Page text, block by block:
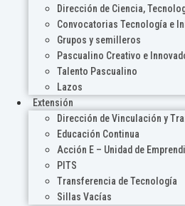
Dirección de Ciencia,
Convocatorias Tecnología e
Grupos y semilleros
Pascualino Creativo e
Talento Pascualino
Lazos
Extensión
Dirección de Vinculación y
Educación Continua
Acción E – Unidad de
PITS
Transferencia de Tecnología
Sillas Vacías